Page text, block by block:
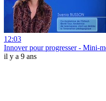
12:03
Innover pour progresser - Mini-
il y a 9 ans